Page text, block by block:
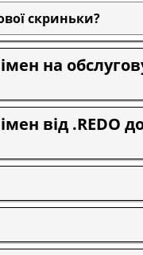
скриньки?
на
від .REDO